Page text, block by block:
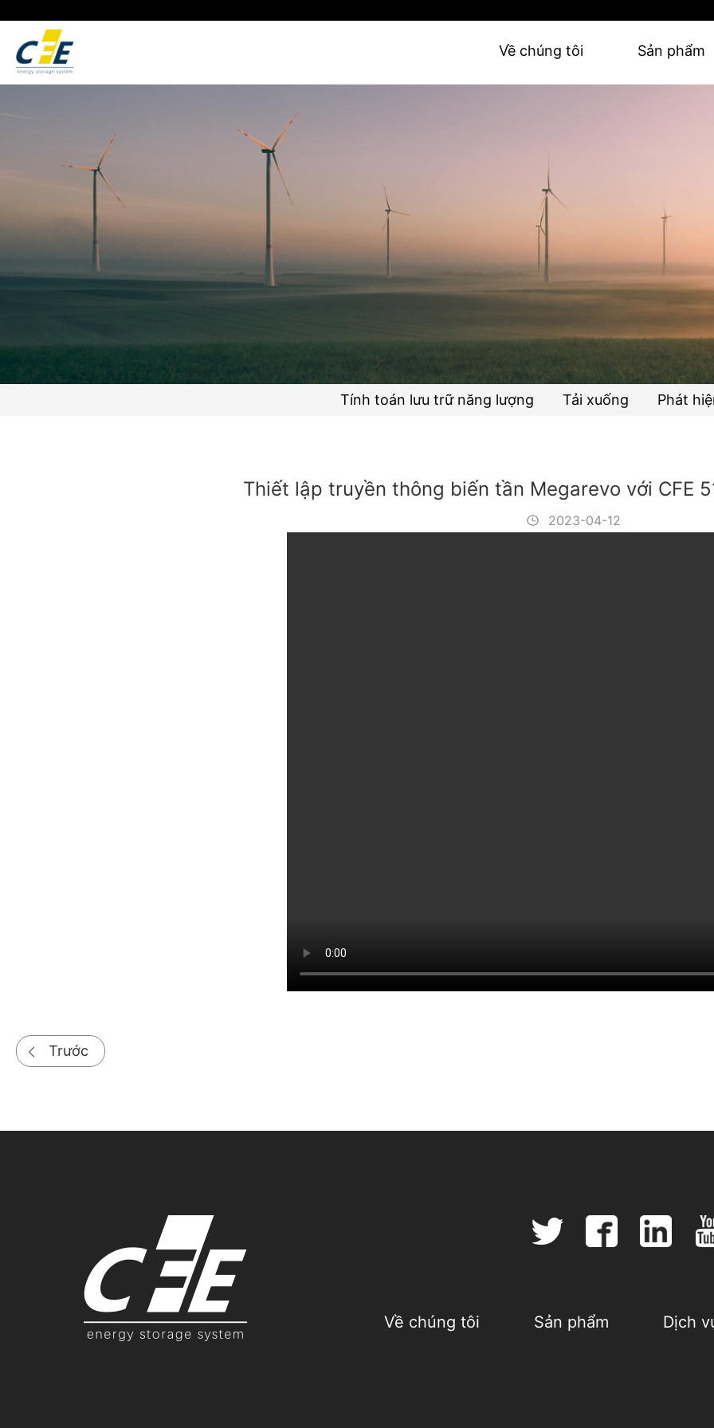
Về chúng tôi Sản phẩm
Tính toán lưu trữ năng lượng Tải xuống Phát
Thiết lập truyền thông biến tần Megarevo với CFE
2023-04-12
Trước
Về chúng tôi Sản phẩm Dịch